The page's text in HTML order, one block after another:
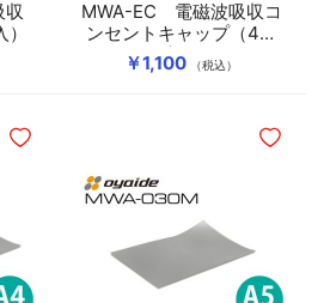
￥1,100 （税込）
MWA-EC 電磁波吸収コ
ンセントキャップ（4個
入）
ほしいものリストに追加 ほしい